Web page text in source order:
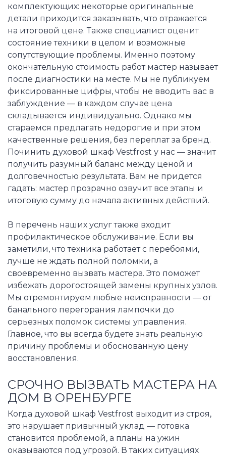
комплектующих: некоторые оригинальные
детали приходится заказывать, что отражается
на итоговой цене. Также специалист оценит
состояние техники в целом и возможные
сопутствующие проблемы. Именно поэтому
окончательную стоимость работ мастер называет
после диагностики на месте. Мы не публикуем
фиксированные цифры, чтобы не вводить вас в
заблуждение — в каждом случае цена
складывается индивидуально. Однако мы
стараемся предлагать недорогие и при этом
качественные решения, без переплат за бренд.
Починить духовой шкаф Vestfrost у нас — значит
получить разумный баланс между ценой и
долговечностью результата. Вам не придется
гадать: мастер прозрачно озвучит все этапы и
итоговую сумму до начала активных действий.
В перечень наших услуг также входит
профилактическое обслуживание. Если вы
заметили, что техника работает с перебоями,
лучше не ждать полной поломки, а
своевременно вызвать мастера. Это поможет
избежать дорогостоящей замены крупных узлов.
Мы отремонтируем любые неисправности — от
банального перегорания лампочки до
серьезных поломок системы управления.
Главное, что вы всегда будете знать реальную
причину проблемы и обоснованную цену
восстановления.
СРОЧНО ВЫЗВАТЬ МАСТЕРА НА
ДОМ В ОРЕНБУРГЕ
Когда духовой шкаф Vestfrost выходит из строя,
это нарушает привычный уклад — готовка
становится проблемой, а планы на ужин
оказываются под угрозой. В таких ситуациях